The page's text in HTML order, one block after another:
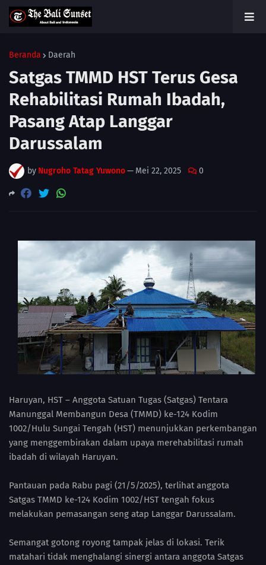
Beranda Daerah
Satgas TMMD HST Terus Gesa
Rehabilitasi Rumah Ibadah,
Pasang Atap Langgar
Darussalam
by Nugroho Tatag Yuwono— Mei 22, 2025 0
Haruyan, HST – Anggota Satuan Tugas (Satgas) Tentara
Manunggal Membangun Desa (TMMD) ke-124 Kodim
1002/Hulu Sungai Tengah (HST) menunjukkan perkembangan
yang menggembirakan dalam upaya merehabilitasi rumah
ibadah di wilayah Haruyan.
Pantauan pada Rabu pagi (21/5/2025), terlihat anggota
Satgas TMMD ke-124 Kodim 1002/HST tengah fokus
melakukan pemasangan seng atap Langgar Darussalam.
Semangat gotong royong tampak jelas di lokasi. Terik
matahari tidak menghalangi sinergi antara anggota Satgas